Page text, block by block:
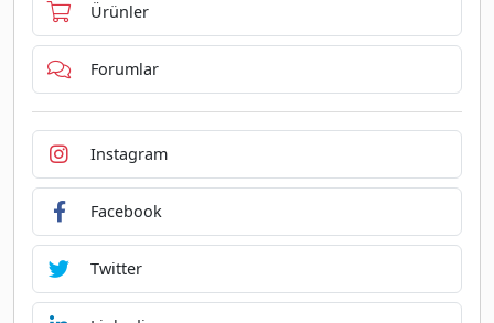
Ürünler
Forumlar
Instagram
Facebook
Twitter